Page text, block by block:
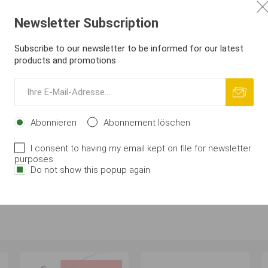
PerleAroma (süße Kirsche auf Fleischbasis). Extrem
Wasser.
Feeder. Löst kein PVA auf. Enthält enzymatische
Newsletter Subscription
Subscribe to our newsletter to be informed for our latest
products and promotions
Abonnieren Abonnement löschen
I consent to having my email kept on file for newsletter
purposes
Do not show this popup again